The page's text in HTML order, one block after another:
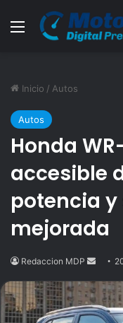
Menú
Inicio / Autos
Autos
Honda
accesible
potencia
mejorada
Redaccion MDP
Send
email